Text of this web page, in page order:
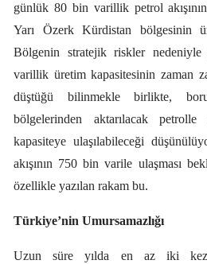
günlük 80 bin varillik petrol
Yarı Özerk Kürdistan bölgesinin
Bölgenin stratejik riskler
varillik üretim kapasitesinin zaman
düştüğü bilinmekle birlikte,
bölgelerinden aktarılacak
kapasiteye ulaşılabileceği
akışının 750 bin varile ulaşması
özellikle yazılan rakam bu.
Türkiye’nin Umursamazlığı
Uzun süre yılda en az iki kez